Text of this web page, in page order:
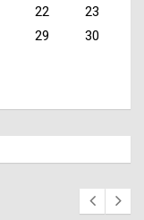
22
23
29
30